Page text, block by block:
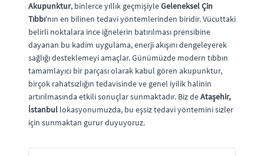
Akupunktur, binlerce yıllık geçmişiyleGeleneksel Çin
Tıbbı'nın en bilinen tedavi yöntemlerinden biridir. Vücuttaki
belirli noktalara ince iğnelerin batırılması prensibine
dayanan bu kadim uygulama, enerji akışını dengeleyerek
sağlığı desteklemeyi amaçlar. Günümüzde modern tıbbın
tamamlayıcı bir parçası olarak kabul gören akupunktur,
birçok rahatsızlığın tedavisinde ve genel iyilik halinin
artırılmasında etkili sonuçlar sunmaktadır. Biz deAtaşehir,
İstanbul lokasyonumuzda, bu eşsiz tedavi yöntemini sizler
için sunmaktan gurur duyuyoruz.